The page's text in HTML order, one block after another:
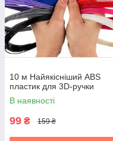
10 м Найякісніший ABS
пластик для 3D-ручки
В наявності
99 ₴ 159 ₴